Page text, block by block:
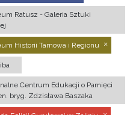
Ratusz - Galeria Sztuki
Historii Tarnowa i Regionu
Centrum Edukacji o Pamięci
bryg. Zdzisława Baszaka